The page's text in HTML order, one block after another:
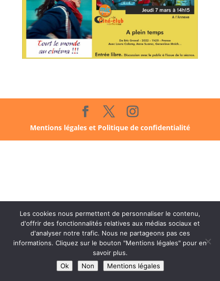
Mentions légales et Politique de confidentialité
Les cookies nous permettent de personnaliser le contenu,
d'offrir des fonctionnalités relatives aux médias sociaux et
d'analyser notre trafic. Nous ne partageons pas ces
informations. Cliquez sur le bouton "Mentions légales" pour en
savoir plus.
Ok
Non Mentions légales